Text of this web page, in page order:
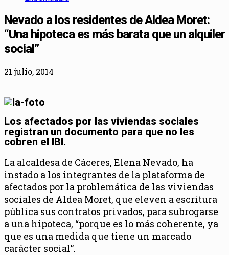
Nevado a los residentes de Aldea Moret:
“Una hipoteca es más barata que un alquiler
social”
21 julio, 2014
Los afectados por las viviendas sociales
registran un documento para que no les
cobren el IBI.
La alcaldesa de Cáceres, Elena Nevado, ha
instado a los integrantes de la plataforma de
afectados por la problemática de las viviendas
sociales de Aldea Moret, que eleven a escritura
pública sus contratos privados, para subrogarse
a una hipoteca, “porque es lo más coherente, ya
que es una medida que tiene un marcado
carácter social”.